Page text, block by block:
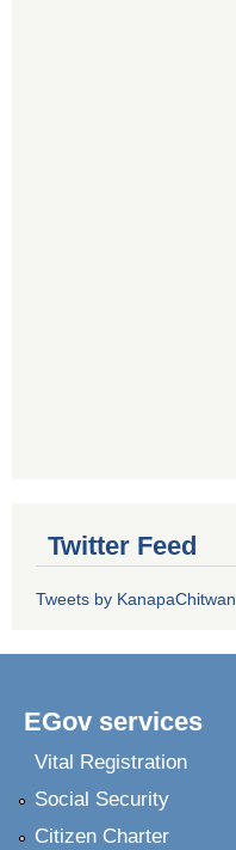
Twitter Feed
Tweets by KanapaChitwan
EGov services
Vital Registration
Social Security
Citizen Charter